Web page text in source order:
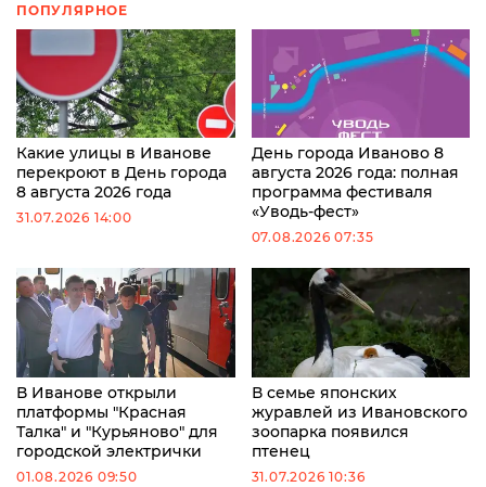
ПОПУЛЯРНОЕ
Какие улицы в Иванове
перекроют в День города
8 августа 2026 года
31.07.2026 14:00
День города Иваново 8
августа 2026 года: полная
программа фестиваля
«Уводь-фест»
07.08.2026 07:35
В Иванове открыли
платформы "Красная
Талка" и "Курьяново" для
городской электрички
01.08.2026 09:50
В семье японских
журавлей из Ивановского
зоопарка появился
птенец
31.07.2026 10:36